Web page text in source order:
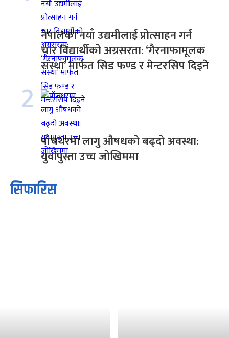
नेपालका नयाँ उद्यमीलाई प्रोत्साहन गर्न
चार विद्यार्थीको अग्रसरता: ‘गैरनाफामूलक
संस्था’ मार्फत सिड फण्ड र मेन्टरसिप दिइने
2
पाँचथरमा लागु औषधको बढ्दो अवस्था:
युवापुस्ता उच्च जोखिममा
सिफारिस